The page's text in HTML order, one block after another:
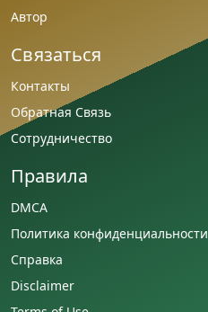
Автор
Связаться
Контакты
Обратная Связь
Сотрудничество
Правила
DMCA
Политика конфиденциальности
Справка
Disclaimer